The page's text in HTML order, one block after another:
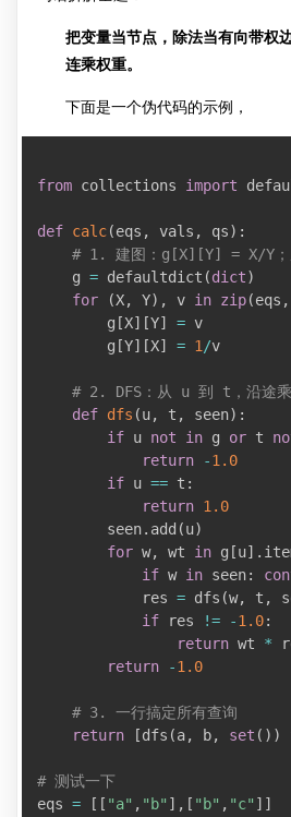
把变量当节点，除法当有向带权
连乘权重。
下面是一个伪代码的示例，
from collections import
def calc(eqs , vals , qs) :
# 1. 建图：g[X][Y] = X/Y
    g
= defaultdict (dict)
for
(X, Y) , v in zip(eqs ,
        g
[X] [Y] = v
        g
[Y] [X] = 1 /v
# 2. DFS：从 u 到 t，沿途乘
def dfs (u, t , seen) :
if u not in g or t
return
-1.0
if u == t :
return 1.0
        seen
. add (u)
for w, wt in g [u] .
if w in seen:
            res
= dfs (w, t ,
if res != -1.0:
return wt *
return
-1.0
# 3. 一行搞定所有查询
return
[dfs (a, b, set ( ) )
# 测试一下
eqs = [ [ "a" , "b" ] , [ "b" , "c" ] ]